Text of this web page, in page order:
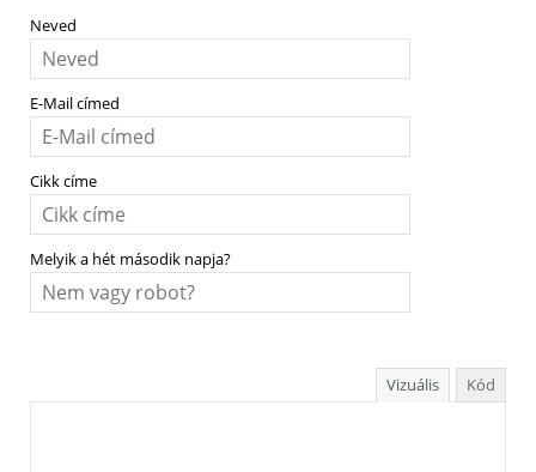
Neved
E-Mail címed
Cikk címe
Melyik a hét második napja?
Vizuális Kód